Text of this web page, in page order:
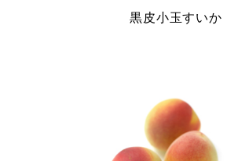
黒皮小玉すいか